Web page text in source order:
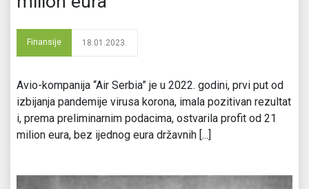
Finansije 18.01.2023.
Avio-kompanija “Air Serbia” je u 2022. godini, prvi put od
izbijanja pandemije virusa korona, imala pozitivan rezultat
i, prema preliminarnim podacima, ostvarila profit od 21
milion eura, bez ijednog eura državnih [...]